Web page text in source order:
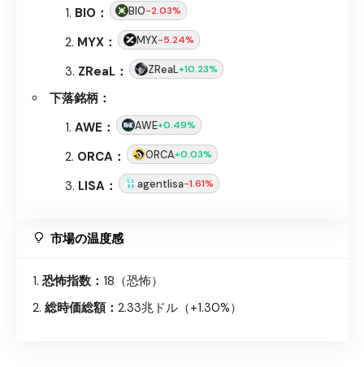
BIO：
BIO-2.03%
MYX： MYX-5.24%
ZReaL： ZReaL+10.23%
下落銘柄：
AWE：
AWE+0.49%
ORCA： ORCA+0.03%
LISA： agentlisa-1.61%
市場の温度感
恐怖指数： 18（恐怖）
総時価総額： 2.33兆ドル（+1.30%）